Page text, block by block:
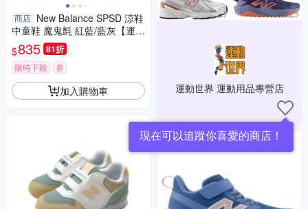
商店 New Balance SPSD 涼鞋
中童鞋 魔鬼氈 紅藍/藍灰【運動
世界】SYSPSDD1-M/SYSPSD
E1-M
$835 81折
限時下殺 券
加入購物車 運動世界 運動用品專營店
現在可以追蹤你喜愛的商店！